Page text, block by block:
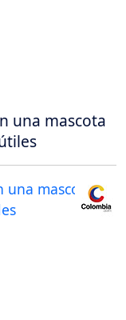
una mascota